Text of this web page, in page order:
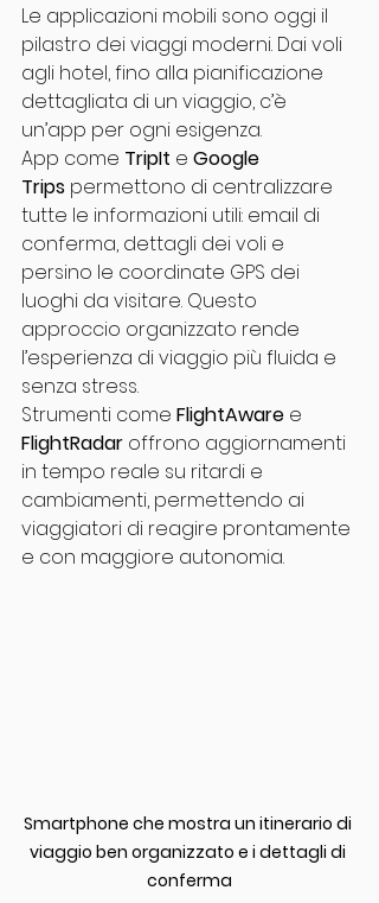
Le applicazioni mobili sono oggi il
pilastro dei viaggi moderni. Dai voli
agli hotel, fino alla pianificazione
dettagliata di un viaggio, c’è
un’app per ogni esigenza.
App come TripIt e Google
Trips permettono di centralizzare
tutte le informazioni utili: email di
conferma, dettagli dei voli e
persino le coordinate GPS dei
luoghi da visitare. Questo
approccio organizzato rende
l’esperienza di viaggio più fluida e
senza stress.
Strumenti come FlightAware e
FlightRadar offrono aggiornamenti
in tempo reale su ritardi e
cambiamenti, permettendo ai
viaggiatori di reagire prontamente
e con maggiore autonomia.
Smartphone che mostra un itinerario di
viaggio ben organizzato e i dettagli di
conferma